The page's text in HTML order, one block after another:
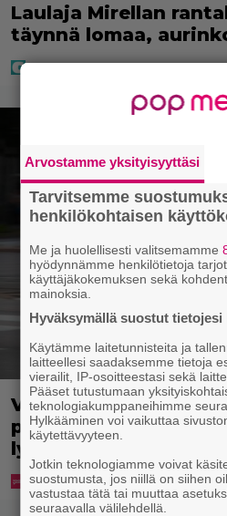
Laulaja Mirellan
täynnä lomaa,
Virkavalta takaa-ajoi
poliisimoottoripyörä
lyhyen
Arvostamme yksityisyyttäsi
Tarvitsemme
henkilökohtaisen
Me ja huolellisesti valitsemamme
hyödynnämme henkilötietoja
käyttäjäkokemuksen sekä
mainoksia.
Hyväksymällä suostut
Käytämme laitetunnisteita ja
laitteellesi saadaksemme tietoja
vierailit, IP-osoitteestasi sekä
Pääset tutustumaan
teknologiakumppaneihimme
Hylkääminen voi vaikuttaa
käytettävyyteen.
Jotkin teknologiamme voivat
suostumusta, jos niillä on siihen
vastustaa tätä tai muuttaa
seuraavalla välilehdellä.